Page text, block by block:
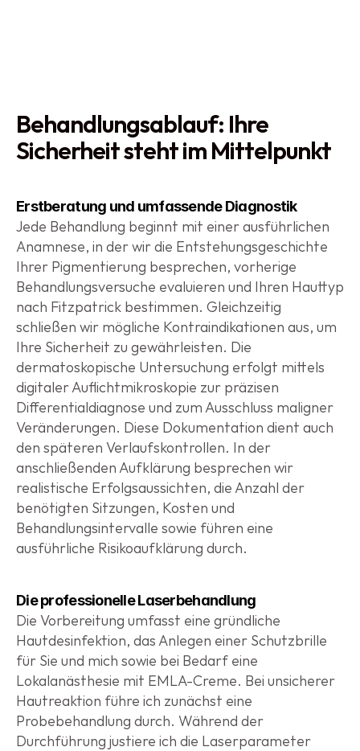
Behandlungsablauf: Ihre
Sicherheit steht im Mittelpunkt
Erstberatung und umfassende Diagnostik
Jede Behandlung beginnt mit einer ausführlichen
Anamnese, in der wir die Entstehungsgeschichte
Ihrer Pigmentierung besprechen, vorherige
Behandlungsversuche evaluieren und Ihren Hauttyp
nach Fitzpatrick bestimmen. Gleichzeitig
schließen wir mögliche Kontraindikationen aus, um
Ihre Sicherheit zu gewährleisten. Die
dermatoskopische Untersuchung erfolgt mittels
digitaler Auflichtmikroskopie zur präzisen
Differentialdiagnose und zum Ausschluss maligner
Veränderungen. Diese Dokumentation dient auch
den späteren Verlaufskontrollen. In der
anschließenden Aufklärung besprechen wir
realistische Erfolgsaussichten, die Anzahl der
benötigten Sitzungen, Kosten und
Behandlungsintervalle sowie führen eine
ausführliche Risikoaufklärung durch.
Die professionelle Laserbehandlung
Die Vorbereitung umfasst eine gründliche
Hautdesinfektion, das Anlegen einer Schutzbrille
für Sie und mich sowie bei Bedarf eine
Lokalanästhesie mit EMLA-Creme. Bei unsicherer
Hautreaktion führe ich zunächst eine
Probebehandlung durch. Während der
Durchführung justiere ich die Laserparameter